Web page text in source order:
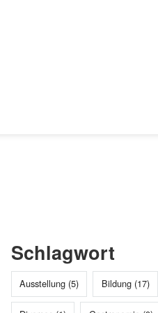
Schlagwort
Ausstellung (5) Bildung (17)